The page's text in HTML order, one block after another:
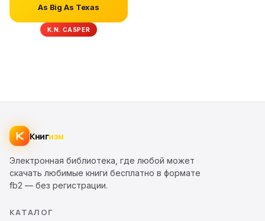
As Big As Texas
K.N. CASPER
Книгизм
Электронная библиотека, где любой может
скачать любимые книги бесплатно в формате
fb2 — без регистрации.
КАТАЛОГ